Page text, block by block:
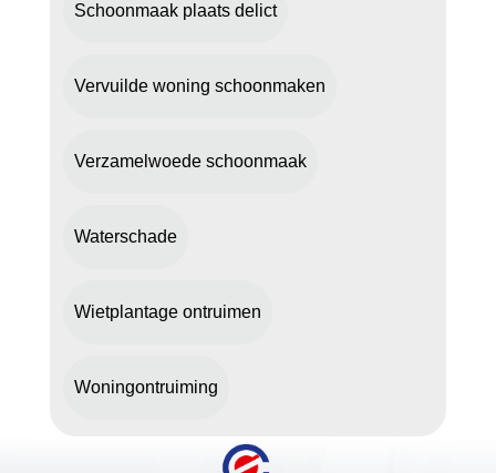
Schoonmaak plaats delict
Vervuilde woning schoonmaken
Verzamelwoede schoonmaak
Waterschade
Wietplantage ontruimen
Woningontruiming